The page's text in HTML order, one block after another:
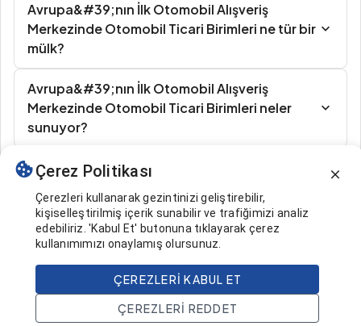
Avrupa&#39;nın İlk Otomobil Alışveriş
Merkezinde Otomobil Ticari Birimleri ne tür bir
mülk?
Avrupa&#39;nın İlk Otomobil Alışveriş
Merkezinde Otomobil Ticari Birimleri neler
sunuyor?
Benzer İlanlar
Çerez Politikası
Çerezleri kullanarak gezintinizi geliştirebilir,
kişiselleştirilmiş içerik sunabilir ve trafiğimizi analiz
edebiliriz. 'Kabul Et' butonuna tıklayarak çerez
kullanımımızı onaylamış olursunuz.
ÇEREZLERI KABUL ET
ÇEREZLERI REDDET